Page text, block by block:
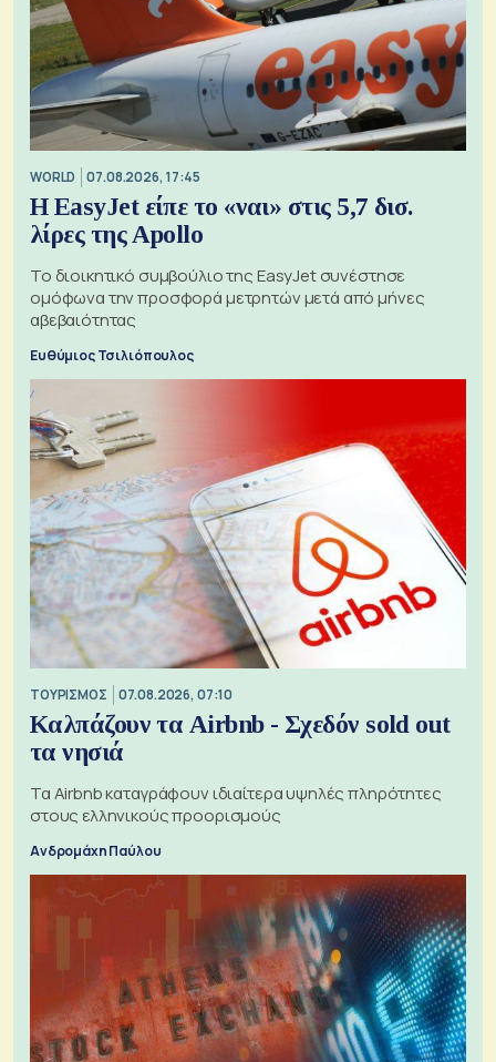
WORLD 07.08.2026, 17:45
Η EasyJet είπε το «ναι» στις 5,7 δισ.
λίρες της Apollo
Το διοικητικό συμβούλιο της EasyJet συνέστησε
ομόφωνα την προσφορά μετρητών μετά από μήνες
αβεβαιότητας
Ευθύμιος Τσιλιόπουλος
ΤΟΥΡΙΣΜΟΣ 07.08.2026, 07:10
Καλπάζουν τα Airbnb - Σχεδόν sold out
τα νησιά
Τα Airbnb καταγράφουν ιδιαίτερα υψηλές πληρότητες
στους ελληνικούς προορισμούς
Ανδρομάχη Παύλου